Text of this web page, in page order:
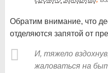
Обратим внимание, что
отделяются запятой от
И, тяжело
жаловаться на